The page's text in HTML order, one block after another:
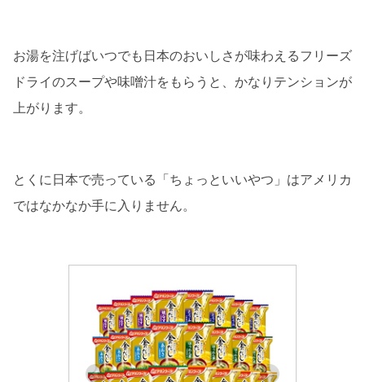
お湯を注げばいつでも日本のおいしさが味わえるフリーズ
ドライのスープや味噌汁をもらうと、かなりテンションが
上がります。
とくに日本で売っている「ちょっといいやつ」はアメリカ
ではなかなか手に入りません。